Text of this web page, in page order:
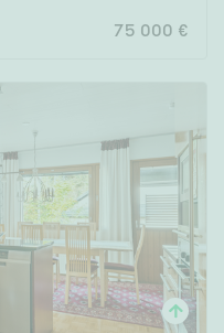
75 000 €